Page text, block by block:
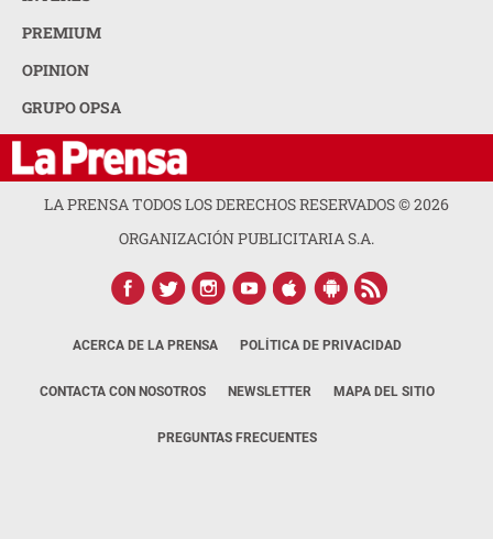
PREMIUM
OPINION
GRUPO OPSA
LA PRENSA TODOS LOS DERECHOS RESERVADOS ©2026
ORGANIZACIÓN PUBLICITARIA S.A.
ACERCA DE LA PRENSA POLÍTICA DE PRIVACIDAD
CONTACTA CON NOSOTROS NEWSLETTER MAPA DEL SITIO
PREGUNTAS FRECUENTES